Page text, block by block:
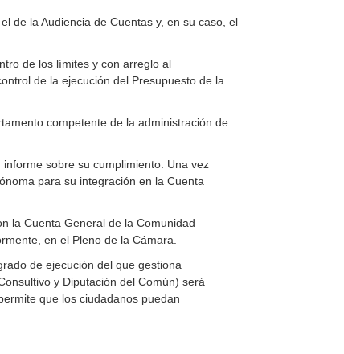
de la Audiencia de Cuentas y, en su caso, el
de los límites y con arreglo al
de la ejecución del Presupuesto de la
competente de la administración de
sobre su cumplimiento. Una vez
para su integración en la Cuenta
la Cuenta General de la Comunidad
en el Pleno de la Cámara.
de ejecución del que gestiona
y Diputación del Común) será
que los ciudadanos puedan